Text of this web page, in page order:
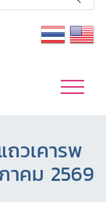
วเคารพ
าคม 2569